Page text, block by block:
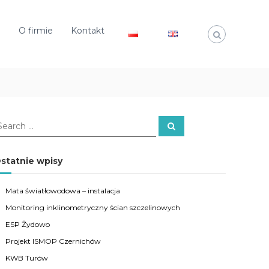
O firmie Kontakt
S
e
wpisy
Mata światłowodowa – instalacja
Monitoring inklinometryczny ścian szczelinowych
ESP Żydowo
Projekt ISMOP Czernichów
KWB Turów